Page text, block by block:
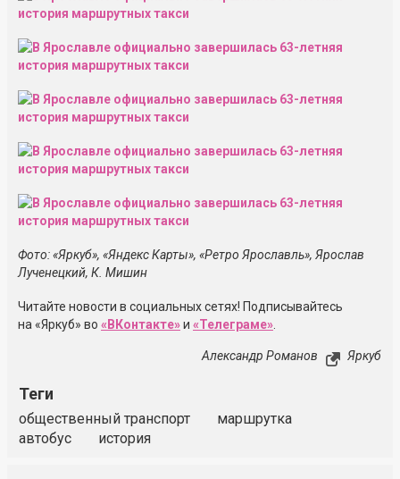
Фото: «Яркуб», «Яндекс Карты», «Ретро Ярославль», Ярослав
Лученецкий, К. Мишин
Читайте новости в социальных сетях! Подписывайтесь
на «Яркуб» во «ВКонтакте»и «Телеграме».
Александр Романов Яркуб
Теги
общественный транспорт
маршрутка
автобус
история